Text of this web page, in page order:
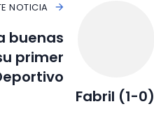
NOTICIA
buenas
primer
Fabril (1-0)